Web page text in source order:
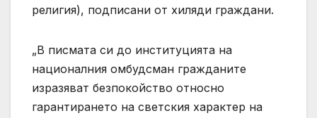
религия), подписани от хиляди граждани.
„В писмата си до институцията на
националния омбудсман гражданите
изразяват безпокойство относно
гарантирането на светския характер на